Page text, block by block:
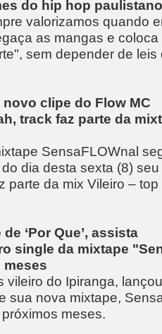
do hip hop paulistano
valorizamos quando
as mangas e
sem depender de
clipe do Flow MC
track faz parte da
SensaFLOWnal
dia desta sexta (8)
parte da mix Vileiro –
‘Por Que’, assista
single da mixtape
vileiro do Ipiranga,
sua nova mixtape,
meses.